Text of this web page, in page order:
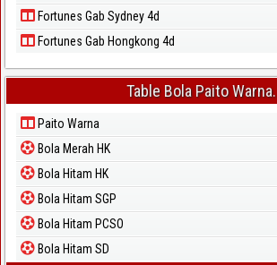
Fortunes Gab Sydney 4d
Fortunes Gab Hongkong 4d
Table Bola Paito Warna.
Paito Warna
Bola Merah HK
Bola Hitam HK
Bola Hitam SGP
Bola Hitam PCSO
Bola Hitam SD